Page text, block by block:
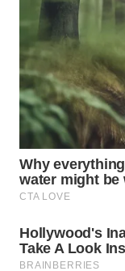
WN
NIAS
WN
LANGKAT
WN
TAPANULI
SELATAN
TANJUNG
LESUNG